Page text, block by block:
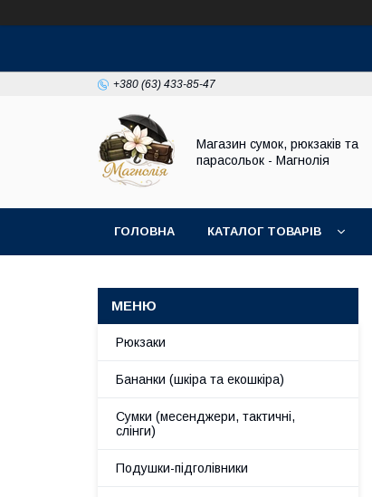
+380 (63) 433-85-47
Магазин сумок, рюкзаків та
парасольок - Магнолія
ГОЛОВНА КАТАЛОГ ТОВАРІВ
Рюкзаки
Бананки (шкіра та екошкіра)
Сумки (месенджери, тактичні,
слінги)
Подушки-підголівники